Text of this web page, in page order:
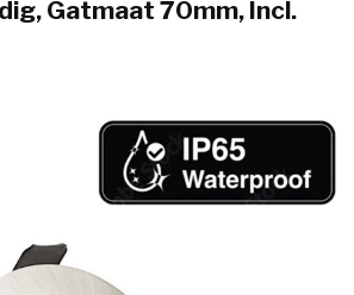
Gatmaat 70mm, Incl.